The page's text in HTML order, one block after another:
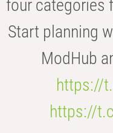
four categories
Start planning
ModHub
https://
https://